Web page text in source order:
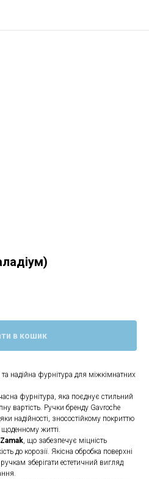
в кошик
надійна фурнітура для міжкімнатних
фурнітура, яка поєднує стильний
вартість. Ручки бренду Gavroche
надійності, зносостійкому покриттю
житті.
Zamak, що забезпечує міцність
до корозії. Якісна обробка поверхні
зберігати естетичний вигляд